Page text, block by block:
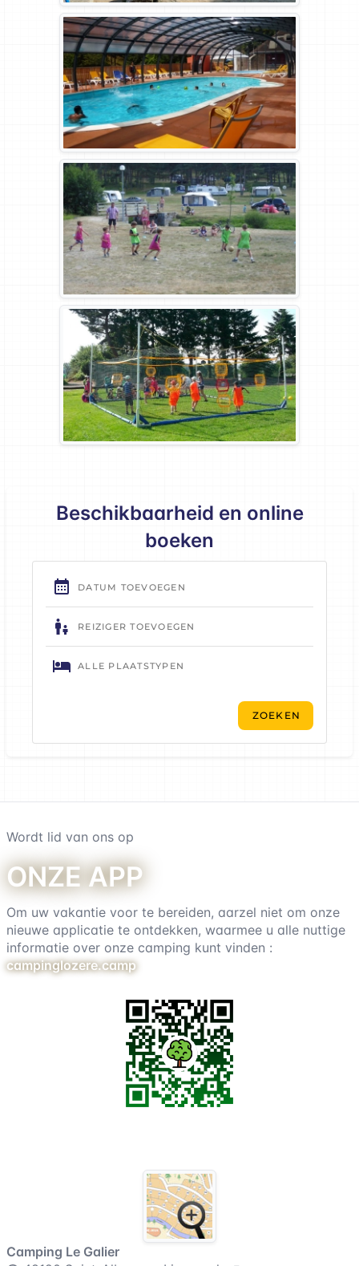
Beschikbaarheid en online
boeken
Wordt lid van ons op
onze app
Om uw vakantie voor te bereiden, aarzel niet om onze
nieuwe applicatie te ontdekken, waarmee u alle nuttige
informatie over onze camping kunt vinden :
campinglozere.camp
Camping Le Galier